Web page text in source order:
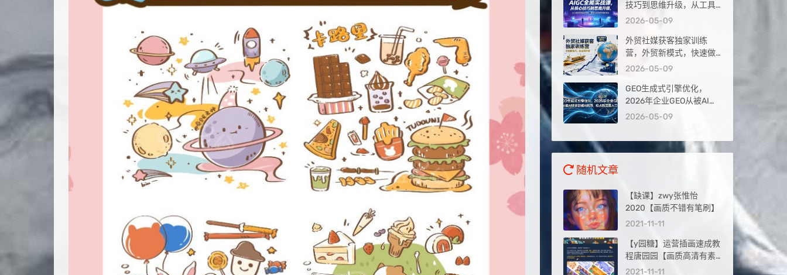
技巧到思维升级，从工具
应用到实战落地，解锁AI
2026-05-09
外贸社媒获客独家训练
营，外贸新模式，快速做
外贸（更新26年4月）
2026-05-09
GEO生成式引擎优化，
2026年企业GEO从被AI收
录到被AI推荐，抢占新流
2026-05-09
随机文章
【缺课】zwy张惟怡
2020【画质不错有笔刷】
2021-11-11
【y园糖】运营插画速成教
程唐园园【画质高清有素
材】
2021-11-11